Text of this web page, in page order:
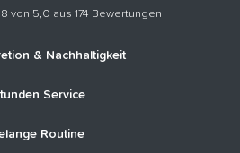
von 5,0 aus 174 Bewertungen
& Nachhaltigkeit
Service
Routine